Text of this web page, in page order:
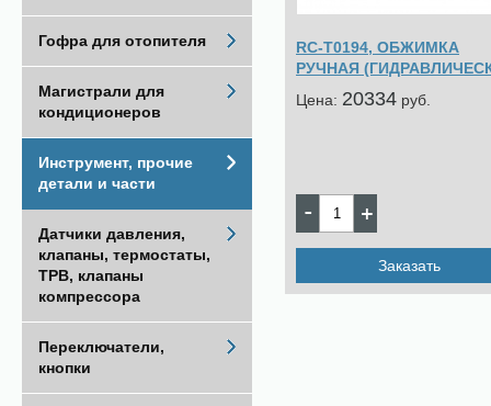
RC-Т0194, ОБЖИМКА
РУЧНАЯ
Цена: 20334 pуб.
Заказать
Гофра для отопителя
Магистрали для
кондиционеров
Инструмент, прочие
детали и части
Датчики давления,
клапаны, термостаты,
ТРВ, клапаны
компрессора
Переключатели,
кнопки